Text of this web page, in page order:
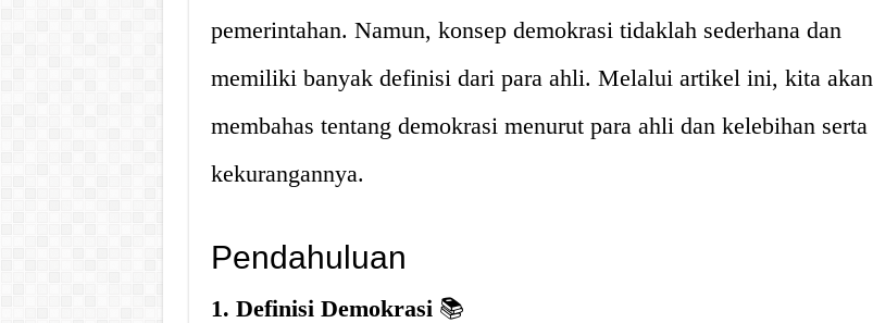
pemerintahan. Namun, konsep demokrasi tidaklah sederhana dan
memiliki banyak definisi dari para ahli. Melalui artikel ini, kita akan
membahas tentang demokrasi menurut para ahli dan kelebihan serta
kekurangannya.
Pendahuluan
1. Definisi Demokrasi 📚